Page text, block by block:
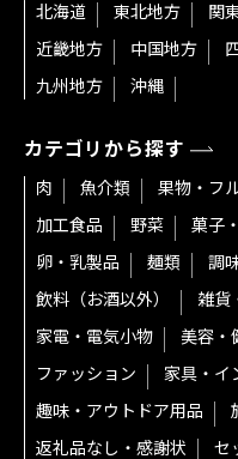
北海道 東北地方 関
近畿地方
中国地方
九州地方
沖縄
カテゴリから探す
肉 魚介類 果物・フ
加工食品
野菜
菓子
卵・乳製品
麺類 調
飲料（お酒以外）
雑貨
家電・電気小物
美容・
ファッション
家具・イ
趣味・アウトドア用品
返礼品なし・感謝状
セ